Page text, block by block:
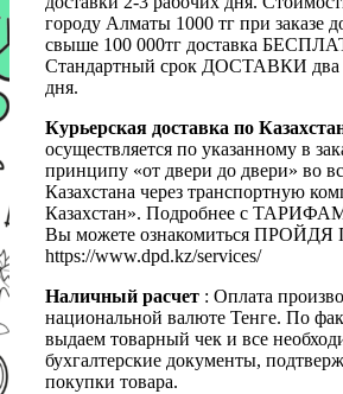
городу Алматы 1000 тг при заказе
свыше 100 000тг доставка
Стандартный срок ДОСТАВКИ два
дня.
Курьерская доставка по
осуществляется по указанному в
принципу «от двери до двери» во
Казахстана через транспортную
Казахстан». Подробнее с
Вы можете ознакомиться
https://www.dpd.kz/services/
Наличный расчет : Оплата
национальной валюте Тенге. По
выдаем товарный чек и все
бухгалтерские документы,
покупки товара.